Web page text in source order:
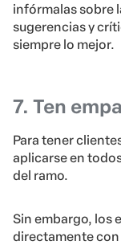
infórmalas sobre
sugerencias y
siempre lo mejor.
7. Ten
Para tener
aplicarse en
del ramo.
Sin embargo, los
directamente con